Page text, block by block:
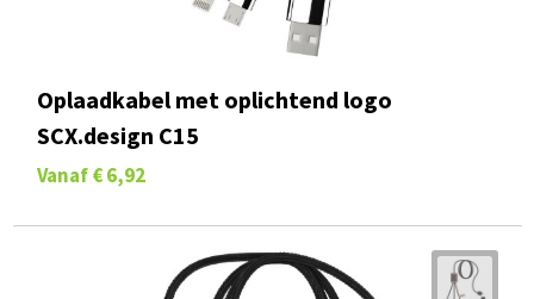
Oplaadkabel met oplichtend logo
SCX.design C15
Vanaf € 6,92